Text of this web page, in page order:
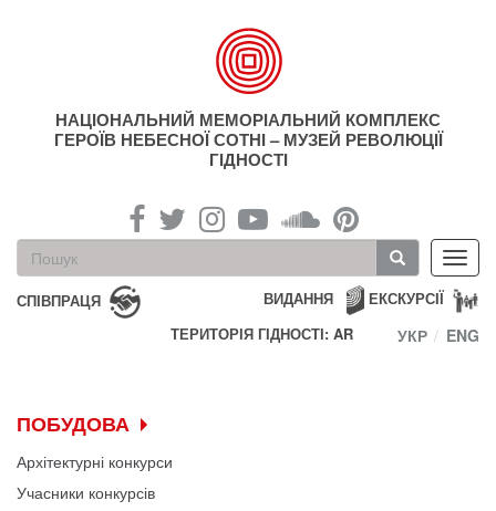
НАЦІОНАЛЬНИЙ МЕМОРІАЛЬНИЙ КОМПЛЕКС
ГЕРОЇВ НЕБЕСНОЇ СОТНІ – МУЗЕЙ РЕВОЛЮЦІЇ
ГІДНОСТІ
Пошукова
форма
Пошук
СПІВПРАЦЯ ЕКСКУРСІЇ
ВИДАННЯ
ТЕРИТОРІЯ ГІДНОСТІ: AR
УКР ENG
ПОБУДОВА
Архітектурні конкурси
Учасники конкурсів